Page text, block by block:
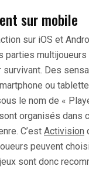
sur mobile
sur iOS et
parties
Des
ou
le nom de «
organisés dans
C’est Activision
peuvent
sont donc